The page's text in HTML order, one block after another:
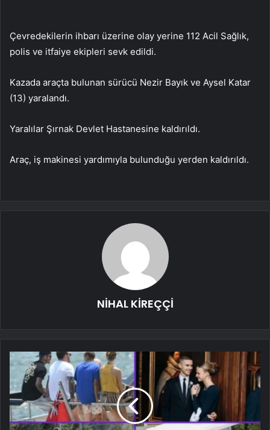
Çevredekilerin ihbarı üzerine olay yerine 112 Acil Sağlık,
polis ve itfaiye ekipleri sevk edildi.
Kazada araçta bulunan sürücü Nezir Bayık ve Aysel Katar
(13) yaralandı.
Yaralılar Şırnak Devlet Hastanesine kaldırıldı.
Araç, iş makinesi yardımıyla bulunduğu yerden kaldırıldı.
NİHAL KİREÇÇİ